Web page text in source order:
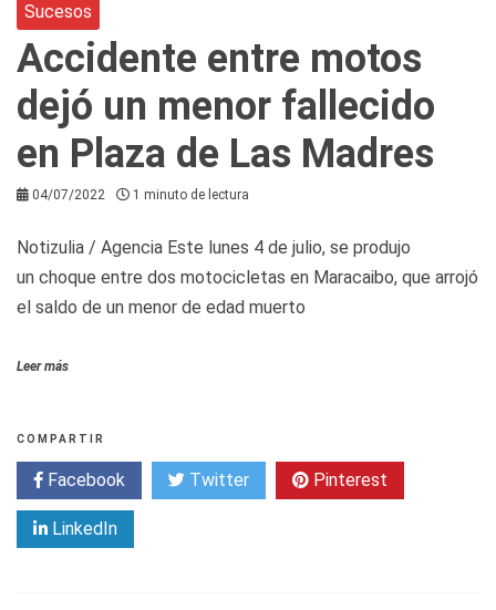
Sucesos
Accidente entre motos
dejó un menor fallecido
en Plaza de Las Madres
04/07/2022 1 minuto de lectura
Notizulia / Agencia Este lunes 4 de julio, se produjo
un choque entre dos motocicletas en Maracaibo, que arrojó
el saldo de un menor de edad muerto
Leer más
COMPARTIR
Facebook Twitter Pinterest
LinkedIn